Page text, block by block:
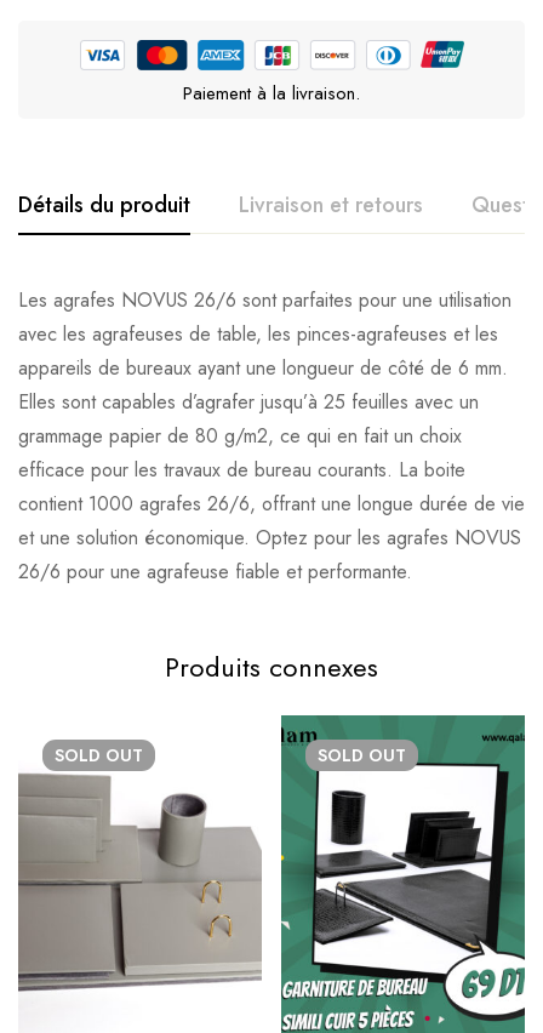
Paiement à la livraison.
Détails du produit Livraison et retours
Les agrafes NOVUS 26/6 sont parfaites pour une utilisation
avec les agrafeuses de table, les pinces-agrafeuses et les
appareils de bureaux ayant une longueur de côté de 6 mm.
Elles sont capables d’agrafer jusqu’à 25 feuilles avec un
grammage papier de 80 g/m2, ce qui en fait un choix
efficace pour les travaux de bureau courants. La boite
contient 1000 agrafes 26/6, offrant une longue durée de vie
et une solution économique. Optez pour les agrafes NOVUS
26/6 pour une agrafeuse fiable et performante.
Produits connexes
SOLD OUT SOLD OUT